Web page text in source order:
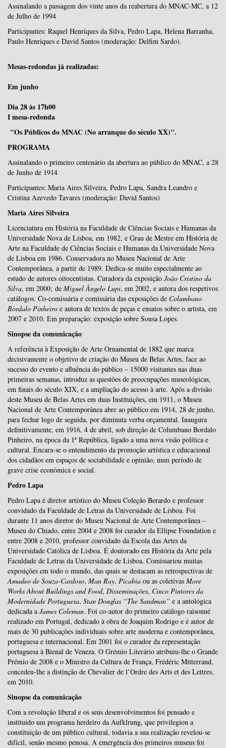
Assinalando a passagem dos vinte anos da reabertura do MNAC-MC, a 12
de Julho de 1994
Participantes: Raquel Henriques da Silva, Pedro Lapa, Helena Barranha,
Paulo Henriques e David Santos (moderação: Delfim Sardo).
Mesas-redondas já realizadas:
Em junho
Dia 28 às 17h00
I mesa-redonda
"Os Públicos do MNAC (No arranque do século XX)".
PROGRAMA
Assinalando o primeiro centenário da abertura ao público do MNAC, a 28
de Junho de 1914
Participantes: Maria Aires Silveira, Pedro Lapa, Sandra Leandro e
Cristina Azevedo Tavares (moderação: David Santos)
Maria Aires Silveira
Licenciatura em História na Faculdade de Ciências Sociais e Humanas da
Universidade Nova de Lisboa, em 1982, e Grau de Mestre em História de
Arte na Faculdade de Ciências Sociais e Humanas da Universidade Nova
de Lisboa em 1986. Conservadora no Museu Nacional de Arte
Contemporânea, a partir de 1989. Dedica-se muito especialmente ao
estudo de autores oitocentistas. Curadora da exposição João Cristino da
Silva, em 2000; de Miguel Ângelo Lupi, em 2002, e autora dos respetivos
catálogos. Co-comissária e comissária das exposições de Columbano
Bordalo Pinheiro e autora de textos de peças e ensaios sobre o artista, em
2007 e 2010. Em preparação: exposição sobre Sousa Lopes.
Sinopse da comunicação
A referência à Exposição de Arte Ornamental de 1882 que marca
decisivamente o objetivo de criação do Museu de Belas Artes, face ao
sucesso do evento e afluência do público – 15000 visitantes nas duas
primeiras semanas, introduz as questões de preocupações museológicas,
em finais do século XIX, e a ampliação do acesso à arte. Após a divisão
deste Museu de Belas Artes em duas Instituições, em 1911, o Museu
Nacional de Arte Contemporânea abre ao público em 1914, 28 de junho,
para fechar logo de seguida, por diminuta verba orçamental. Inaugura
definitivamente, em 1916, 4 de abril, sob direção de Columbano Bordalo
Pinheiro, na época da 1ª República, ligado a uma nova visão política e
cultural. Encara-se o entendimento da promoção artística e educacional
dos cidadãos em espaços de sociabilidade e opinião, num período de
grave crise económica e social.
Pedro Lapa
Pedro Lapa é diretor artístico do Museu Coleção Berardo e professor
convidado da Faculdade de Letras da Universidade de Lisboa. Foi
durante 11 anos diretor do Museu Nacional de Arte Contemporânea –
Museu do Chiado, entre 2004 e 2008 foi curador da Ellipse Foundation e
entre 2008 e 2010, professor convidado da Escola das Artes da
Universidade Católica de Lisboa. É doutorado em História da Arte pela
Faculdade de Letras da Universidade de Lisboa. Comissariou muitas
exposições em todo o mundo, das quais se destacam as retrospectivas de
Amadeo de Souza-Cardoso, Man Ray, Picabia ou as coletivas More
Works About Buildings and Food, Disseminações, Cinco Pintores da
Modernidade Portuguesa, Stan Douglas “The Sandman” e a antológica
dedicada a James Coleman. Foi co-autor do primeiro catálogo raisonné
realizado em Portugal, dedicado à obra de Joaquim Rodrigo e é autor de
mais de 30 publicações individuais sobre arte moderna e contemporânea,
portuguesa e internacional. Em 2001 foi o curador da representação
portuguesa à Bienal de Veneza. O Grémio Literário atribuiu-lhe o Grande
Prémio de 2008 e o Ministro da Cultura de França, Frédéric Mitterrand,
concedeu-lhe a distinção de Chevalier de l’Ordre des Arts et des Lettres,
em 2010.
Sinopse da comunicação
Com a revolução liberal e os seus desenvolvimentos foi pensado e
instituído um programa herdeiro da Aufklrung, que privilegiou a
constituição de um público cultural, todavia a sua realização revelou-se
difícil, senão mesmo penosa. A emergência dos primeiros museus foi